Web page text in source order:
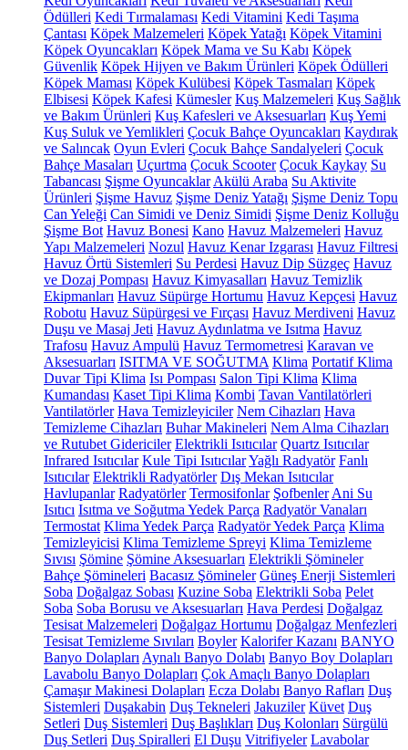
Ödülleri Kedi Tırmalaması Kedi Vitamini Kedi Taşıma
Çantası Köpek Malzemeleri Köpek Yatağı Köpek Vitamini
Köpek Oyuncakları Köpek Mama ve Su Kabı Köpek
Güvenlik Köpek Hijyen ve Bakım Ürünleri Köpek Ödülleri
Köpek Maması Köpek Kulübesi Köpek Tasmaları Köpek
Elbisesi Köpek Kafesi Kümesler Kuş Malzemeleri Kuş Sağlık
ve Bakım Ürünleri Kuş Kafesleri ve Aksesuarları Kuş Yemi
Kuş Suluk ve Yemlikleri Çocuk Bahçe Oyuncakları Kaydırak
ve Salıncak Oyun Evleri Çocuk Bahçe Sandalyeleri Çocuk
Bahçe Masaları Uçurtma Çocuk Scooter Çocuk Kaykay Su
Tabancası Şişme Oyuncaklar Akülü Araba Su Aktivite
Ürünleri Şişme Havuz Şişme Deniz Yatağı Şişme Deniz Topu
Can Yeleği Can Simidi ve Deniz Simidi Şişme Deniz Kolluğu
Şişme Bot Havuz Bonesi Kano Havuz Malzemeleri Havuz
Yapı Malzemeleri Nozul Havuz Kenar Izgarası Havuz Filtresi
Havuz Örtü Sistemleri Su Perdesi Havuz Dip Süzgeç Havuz
ve Dozaj Pompası Havuz Kimyasalları Havuz Temizlik
Ekipmanları Havuz Süpürge Hortumu Havuz Kepçesi Havuz
Robotu Havuz Süpürgesi ve Fırçası Havuz Merdiveni Havuz
Duşu ve Masaj Jeti Havuz Aydınlatma ve Isıtma Havuz
Trafosu Havuz Ampulü Havuz Termometresi Karavan ve
Aksesuarları ISITMA VE SOĞUTMA Klima Portatif Klima
Duvar Tipi Klima Isı Pompası Salon Tipi Klima Klima
Kumandası Kaset Tipi Klima Kombi Tavan Vantilatörleri
Vantilatörler Hava Temizleyiciler Nem Cihazları Hava
Temizleme Cihazları Buhar Makineleri Nem Alma Cihazları
ve Rutubet Gidericiler Elektrikli Isıtıcılar Quartz Isıtıcılar
Infrared Isıtıcılar Kule Tipi IsıtıcılarYağlı Radyatör Fanlı
Isıtıcılar Elektrikli Radyatörler Dış Mekan Isıtıcılar
Havlupanlar Radyatörler Termosifonlar Şofbenler Ani Su
Isıtıcı Isıtma ve Soğutma Yedek Parça Radyatör Vanaları
Termostat Klima Yedek Parça Radyatör Yedek Parça Klima
Temizleyicisi Klima Temizleme Spreyi Klima Temizleme
Sıvısı Şömine Şömine Aksesuarları Elektrikli Şömineler
Bahçe Şömineleri Bacasız Şömineler Güneş Enerji Sistemleri
Soba Doğalgaz Sobası Kuzine Soba Elektrikli Soba Pelet
Soba Soba Borusu ve Aksesuarları Hava Perdesi Doğalgaz
Tesisat Malzemeleri Doğalgaz Hortumu Doğalgaz Menfezleri
Tesisat Temizleme Sıvıları Boyler Kalorifer Kazanı BANYO
Banyo Dolapları Aynalı Banyo Dolabı Banyo Boy Dolapları
Lavabolu Banyo Dolapları Çok Amaçlı Banyo Dolapları
Çamaşır Makinesi Dolapları Ecza Dolabı Banyo Rafları Duş
Sistemleri Duşakabin Duş Tekneleri Jakuziler Küvet Duş
Setleri Duş Sistemleri Duş Başlıkları Duş Kolonları Sürgülü
Duş Setleri Duş Spiralleri El Duşu Vitrifiyeler Lavabolar